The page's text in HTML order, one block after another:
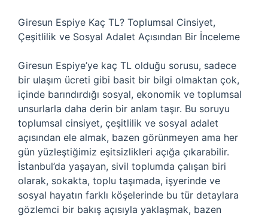
Giresun Espiye Kaç TL? Toplumsal Cinsiyet,
Çeşitlilik ve Sosyal Adalet Açısından Bir İnceleme
Giresun Espiye’ye kaç TL olduğu sorusu, sadece
bir ulaşım ücreti gibi basit bir bilgi olmaktan çok,
içinde barındırdığı sosyal, ekonomik ve toplumsal
unsurlarla daha derin bir anlam taşır. Bu soruyu
toplumsal cinsiyet, çeşitlilik ve sosyal adalet
açısından ele almak, bazen görünmeyen ama her
gün yüzleştiğimiz eşitsizlikleri açığa çıkarabilir.
İstanbul’da yaşayan, sivil toplumda çalışan biri
olarak, sokakta, toplu taşımada, işyerinde ve
sosyal hayatın farklı köşelerinde bu tür detaylara
gözlemci bir bakış açısıyla yaklaşmak, bazen